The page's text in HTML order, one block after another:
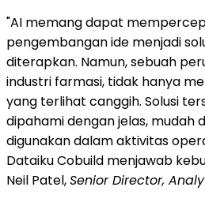
"AI memang dapat
pengembangan ide menjadi
diterapkan. Namun, sebuah
industri farmasi, tidak hanya
yang terlihat canggih. Solusi
dipahami dengan jelas, mudah
digunakan dalam aktivitas
Dataiku Cobuild menjawab
Neil Patel,Senior Director,